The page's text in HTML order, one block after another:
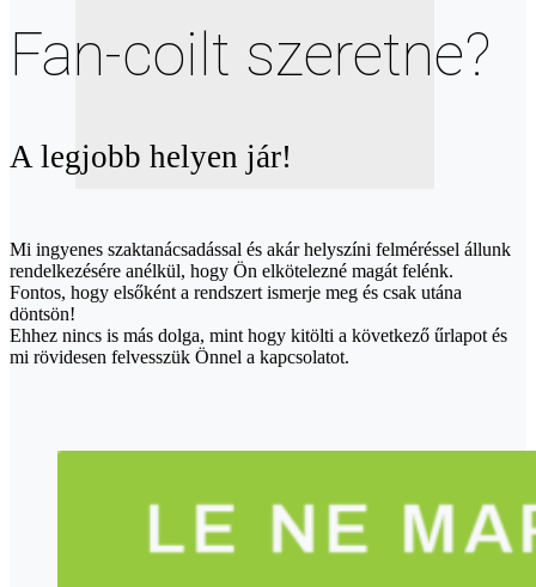
Fan-coilt szeretne?
A legjobb helyen jár!
Mi ingyenes szaktanácsadással és akár helyszíni felméréssel állunk
rendelkezésére anélkül, hogy Ön elkötelezné magát felénk.
Fontos, hogy elsőként a rendszert ismerje meg és csak utána
döntsön!
Ehhez nincs is más dolga, mint hogy kitölti a következő űrlapot és
mi rövidesen felvesszük Önnel a kapcsolatot.